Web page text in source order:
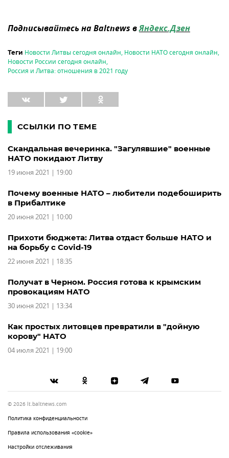
Подписывайтесь на Baltnews вЯндекс.Дзен
Теги Новости Литвы сегодня онлайн, Новости НАТО сегодня онлайн,
Новости России сегодня онлайн,
Россия и Литва: отношения в 2021 году
ССЫЛКИ ПО ТЕМЕ
Скандальная вечеринка. "Загулявшие" военные
НАТО покидают Литву
19 июня 2021 | 19:00
Почему военные НАТО – любители подебоширить
в Прибалтике
20 июня 2021 | 10:00
Прихоти бюджета: Литва отдаст больше НАТО и
на борьбу с Covid-19
22 июня 2021 | 18:35
Получат в Черном. Россия готова к крымским
провокациям НАТО
30 июня 2021 | 13:34
Как простых литовцев превратили в "дойную
корову" НАТО
04 июля 2021 | 19:00
© 2026 lt.baltnews.com
Политика конфиденциальности
Правила использования «cookie»
Настройки отслеживания